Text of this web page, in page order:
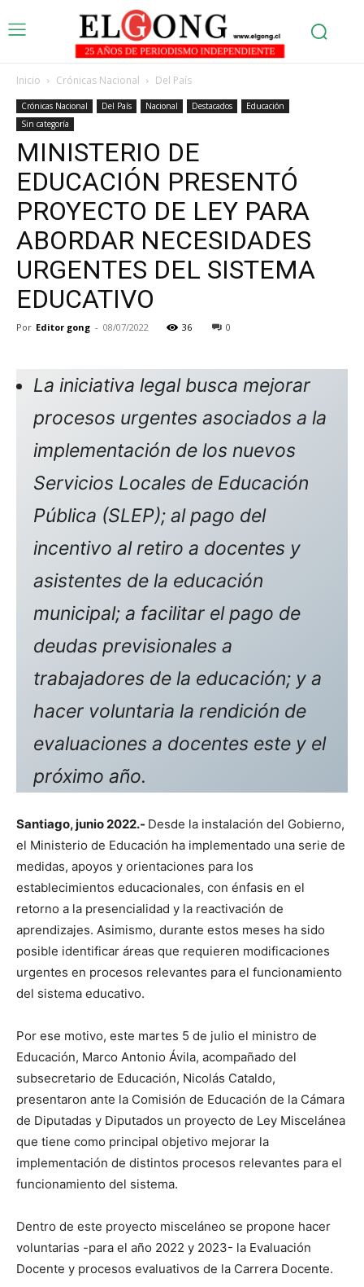
Inicio Crónicas Nacional Del País
Crónicas Nacional Del País Nacional Destacados
Educación
Sin categoría
MINISTERIO DE
EDUCACIÓN PRESENTÓ
PROYECTO DE LEY PARA
ABORDAR NECESIDADES
URGENTES DEL SISTEMA
EDUCATIVO
Por Editor gong - 08/07/2022 36 0
La iniciativa legal busca mejorar
procesos urgentes asociados a la
implementación de los nuevos
Servicios Locales de Educación
Pública (SLEP); al pago del
incentivo al retiro a docentes y
asistentes de la educación
municipal; a facilitar el pago de
deudas previsionales a
trabajadores de la educación; y a
hacer voluntaria la rendición de
evaluaciones a docentes este y el
próximo año.
Santiago, junio 2022.- Desde la instalación del Gobierno,
el Ministerio de Educación ha implementado una serie de
medidas, apoyos y orientaciones para los
establecimientos educacionales, con énfasis en el
retorno a la presencialidad y la reactivación de
aprendizajes. Asimismo, durante estos meses ha sido
posible identificar áreas que requieren modificaciones
urgentes en procesos relevantes para el funcionamiento
del sistema educativo.
Por ese motivo, este martes 5 de julio el ministro de
Educación, Marco Antonio Ávila, acompañado del
subsecretario de Educación, Nicolás Cataldo,
presentaron ante la Comisión de Educación de la Cámara
de Diputadas y Diputados un proyecto de Ley Miscelánea
que tiene como principal objetivo mejorar la
implementación de distintos procesos relevantes para el
funcionamiento del sistema.
Dentro de este proyecto misceláneo se propone hacer
voluntarias -para el año 2022 y 2023- la Evaluación
Docente y procesos evaluativos de la Carrera Docente.